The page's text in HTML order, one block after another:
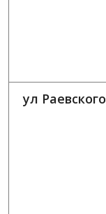
ул Раевского